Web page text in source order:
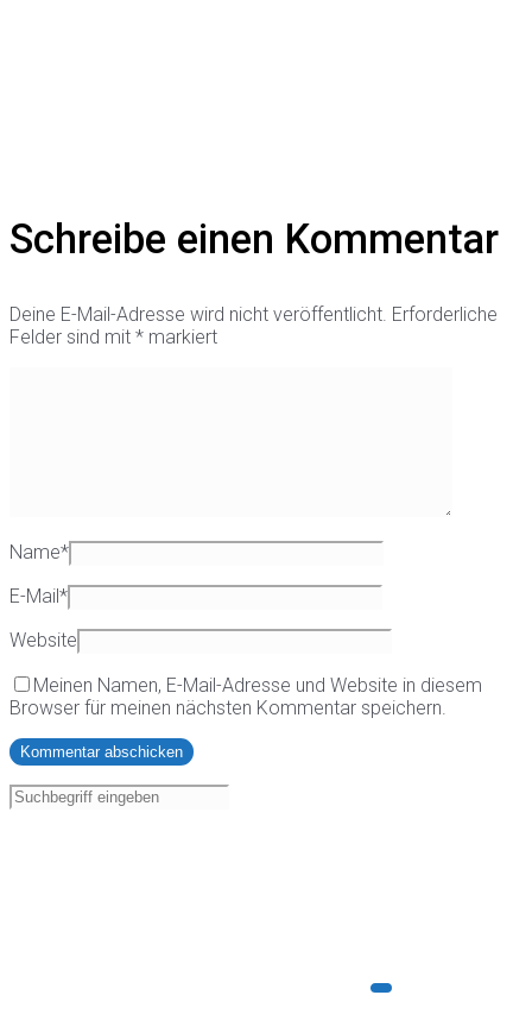
Schreibe einen Kommentar
Deine E-Mail-Adresse wird nicht veröffentlicht. Erforderliche
Felder sind mit * markiert
Name*
E-Mail*
Website
Meinen Namen, E-Mail-Adresse und Website in diesem
Browser für meinen nächsten Kommentar speichern.